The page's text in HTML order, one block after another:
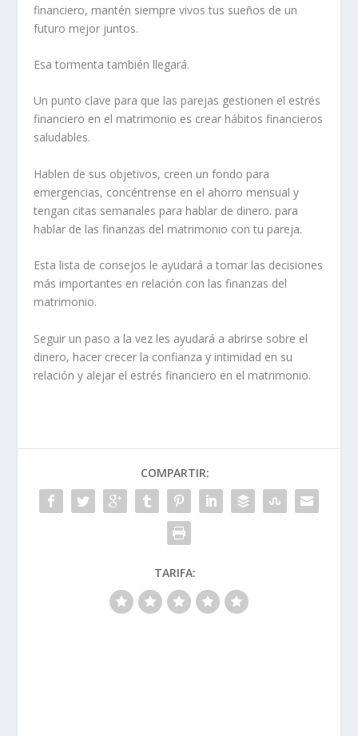
financiero, mantén siempre vivos tus sueños de un
futuro mejor juntos.
Esa tormenta también llegará.
Un punto clave para que las parejas gestionen el estrés
financiero en el matrimonio es crear hábitos financieros
saludables.
Hablen de sus objetivos, creen un fondo para
emergencias, concéntrense en el ahorro mensual y
tengan citas semanales para hablar de dinero. para
hablar de las finanzas del matrimonio con tu pareja.
Esta lista de consejos le ayudará a tomar las decisiones
más importantes en relación con las finanzas del
matrimonio.
Seguir un paso a la vez les ayudará a abrirse sobre el
dinero, hacer crecer la confianza y intimidad en su
relación y alejar el estrés financiero en el matrimonio.
COMPARTIR:
TARIFA: